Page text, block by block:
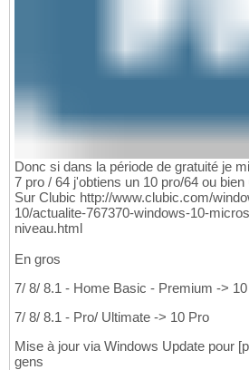
Donc si dans la période de gratuité je
7 pro / 64 j'obtiens un 10 pro/64 ou
Sur Clubic http://www.clubic.com/
10/actualite-767370-windows-10-
niveau.html
En gros
7/ 8/ 8.1 - Home Basic - Premium ->
7/ 8/ 8.1 - Pro/ Ultimate -> 10 Pro
Mise à jour via Windows Update pour
gens